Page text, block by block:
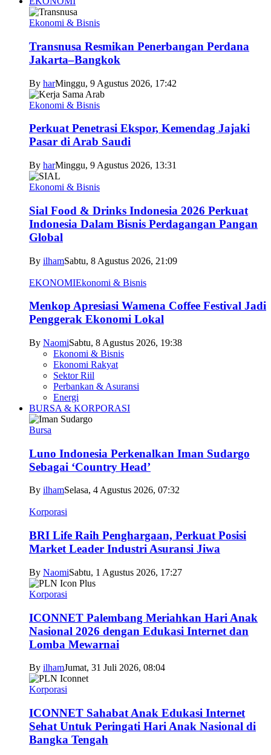
Ekonomi & Bisnis
Transnusa Resmikan Penerbangan Perdana
Jakarta–Bangkok
By harMinggu, 9 Agustus 2026, 17:42
Ekonomi & Bisnis
Perkuat Penetrasi Ekspor, Kemendag Jajaki
Pasar di Arab Saudi
By harMinggu, 9 Agustus 2026, 13:31
Ekonomi & Bisnis
Sial Food & Drinks Indonesia 2026 Perkuat
Indonesia Dalam Bisnis Perdagangan Pangan
Global
By ilhamSabtu, 8 Agustus 2026, 21:09
EKONOMIEkonomi & Bisnis
Menkop Apresiasi Wamena Coffee Festival Jadi
Penggerak Ekonomi Lokal
By NaomiSabtu, 8 Agustus 2026, 19:38
Ekonomi & Bisnis
Ekonomi Rakyat
Sektor Riil
Perbankan & Asuransi
Energi
BURSA & KORPORASI
Bursa
Luno Indonesia Perkenalkan Iman Sudargo
Sebagai ‘Country Head’
By ilhamSelasa, 4 Agustus 2026, 07:32
Korporasi
BRI Life Raih Penghargaan, Perkuat Posisi
Market Leader Industri Asuransi Jiwa
By NaomiSabtu, 1 Agustus 2026, 17:27
Korporasi
ICONNET Palembang Meriahkan Hari Anak
Nasional 2026 dengan Edukasi Internet dan
Lomba Mewarnai
By ilhamJumat, 31 Juli 2026, 08:04
Korporasi
ICONNET Sahabat Anak Edukasi Internet
Sehat Untuk Peringati Hari Anak Nasional di
Bangka Tengah